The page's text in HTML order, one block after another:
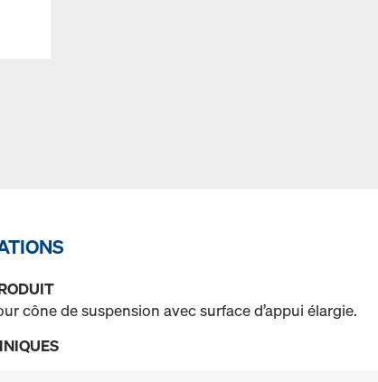
cône de suspension avec surface d’appui élargie.